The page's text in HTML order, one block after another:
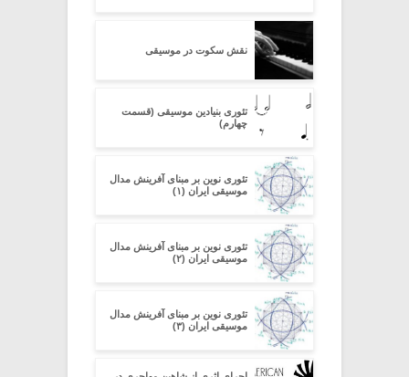
نقش سکوت در موسیقی
تئوری بنیادین موسیقی (قسمت
چهارم)
تئوری نوین بر مبنای آفرینش مدال
موسیقی ایران (۱)
تئوری نوین بر مبنای آفرینش مدال
موسیقی ایران (۲)
تئوری نوین بر مبنای آفرینش مدال
موسیقی ایران (۳)